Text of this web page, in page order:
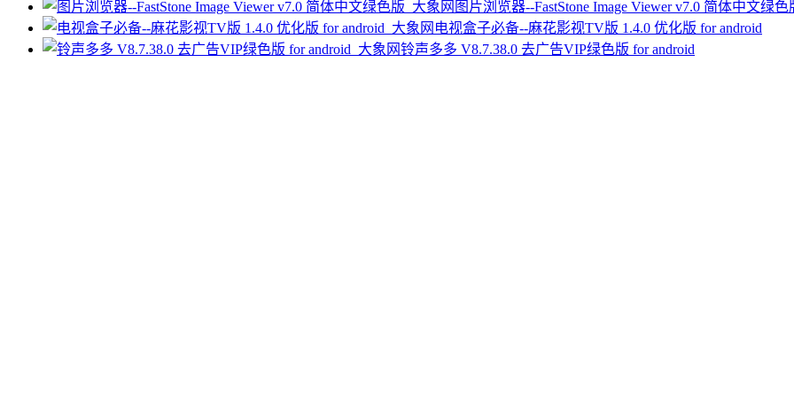
图片浏览器--FastStone Image Viewer v7.0 简体中文绿色
电视盒子必备--麻花影视TV版 1.4.0 优化版 for android
铃声多多 V8.7.38.0 去广告VIP绿色版 for android